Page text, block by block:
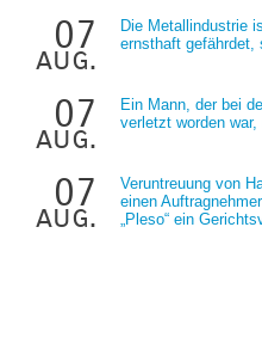
07
aug.
Die Metallindustrie
ernsthaft gefährdet,
07
aug.
Ein Mann, der bei
verletzt worden
07
aug.
Veruntreuung von
einen
„Pleso“ ein